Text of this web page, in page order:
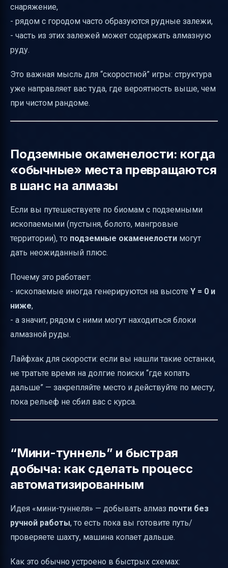
снаряжение,
- рядом с городом часто образуются рудные залежи,
- часть из этих залежей может содержать алмазную
руду.
Это важная мысль для “скоростной” игры: структура
уже направляет вас туда, где вероятность выше, чем
при чистом рандоме.
Подземные окаменелости: когда
«обычные» места превращаются
в шанс на алмазы
Если вы путешествуете по биомам с подземными
ископаемыми (пустыня, болото, мангровые
территории), то подземные окаменелости могут
дать неожиданный плюс.
Почему это работает:
- ископаемые иногда генерируются на высоте Y = 0 и
ниже,
- а значит, рядом с ними могут находиться блоки
алмазной руды.
Лайфхак для скорости: если вы нашли такие останки,
не тратьте время на долгие поиски “где копать
дальше” — закрепляйте место и действуйте по месту,
пока рельеф не сбил вас с курса.
“Мини-туннель” и быстрая
добыча: как сделать процесс
автоматизированным
Идея «мини-туннеля» — добывать алмаз почти без
ручной работы, то есть пока вы готовите путь/
проверяете шахту, машина копает дальше.
Как это обычно устроено в быстрых схемах: